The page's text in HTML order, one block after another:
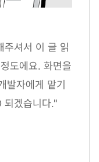
주셔서 이 글 읽
도에요. 화면을
발자에게 맡기
되겠습니다."